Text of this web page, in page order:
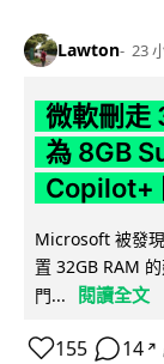
Lawton 23
微軟刪走
為 8GB
Copilot+
Microsoft 被發
置 32GB RAM
門...
閱讀全文
155 14 ↗